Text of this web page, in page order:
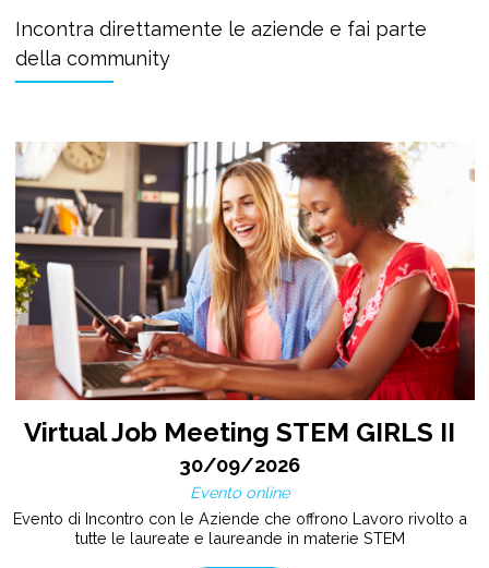
Incontra direttamente le aziende e fai parte
della community
Virtual Job Meeting STEM GIRLS II
30/09/2026
Evento online
Evento di Incontro con le Aziende che offrono Lavoro rivolto a
tutte le laureate e laureande in materie STEM